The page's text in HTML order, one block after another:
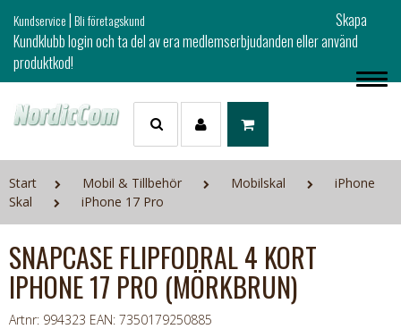
Kundservice|Bli företagskund
Skapa
Kundklubb login och ta del av era medlemserbjudanden eller använd
produktkod!
Start Mobil & Tillbehör Mobilskal
iPhone
Skal
iPhone 17 Pro
SNAPCASE FLIPFODRAL 4 KORT
IPHONE 17 PRO (MÖRKBRUN)
Artnr: 994323 EAN: 7350179250885